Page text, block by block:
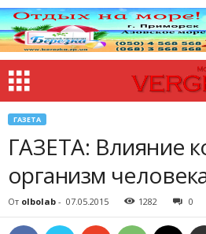
ГАЗЕТА
ГАЗЕТА: Влияние
организм
От olbolab - 07.05.2015 1282 0